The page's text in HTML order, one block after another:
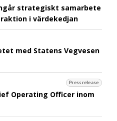
strategiskt samarbete
i värdekedjan
med Statens Vegvesen
Pressrelease
Operating Officer inom